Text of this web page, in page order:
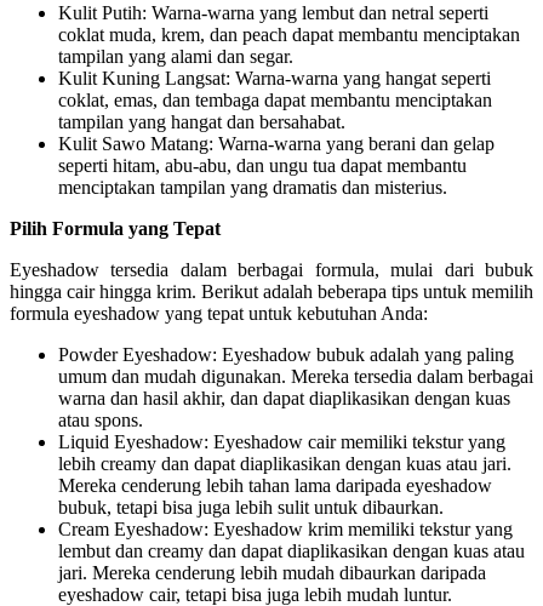
Kulit Putih: Warna-warna yang lembut dan netral seperti
coklat muda, krem, dan peach dapat membantu menciptakan
tampilan yang alami dan segar.
Kulit Kuning Langsat: Warna-warna yang hangat seperti
coklat, emas, dan tembaga dapat membantu menciptakan
tampilan yang hangat dan bersahabat.
Kulit Sawo Matang: Warna-warna yang berani dan gelap
seperti hitam, abu-abu, dan ungu tua dapat membantu
menciptakan tampilan yang dramatis dan misterius.
Pilih Formula yang Tepat
Eyeshadow tersedia dalam berbagai formula, mulai dari bubuk
hingga cair hingga krim. Berikut adalah beberapa tips untuk memilih
formula eyeshadow yang tepat untuk kebutuhan Anda:
Powder Eyeshadow: Eyeshadow bubuk adalah yang paling
umum dan mudah digunakan. Mereka tersedia dalam berbagai
warna dan hasil akhir, dan dapat diaplikasikan dengan kuas
atau spons.
Liquid Eyeshadow: Eyeshadow cair memiliki tekstur yang
lebih creamy dan dapat diaplikasikan dengan kuas atau jari.
Mereka cenderung lebih tahan lama daripada eyeshadow
bubuk, tetapi bisa juga lebih sulit untuk dibaurkan.
Cream Eyeshadow: Eyeshadow krim memiliki tekstur yang
lembut dan creamy dan dapat diaplikasikan dengan kuas atau
jari. Mereka cenderung lebih mudah dibaurkan daripada
eyeshadow cair, tetapi bisa juga lebih mudah luntur.